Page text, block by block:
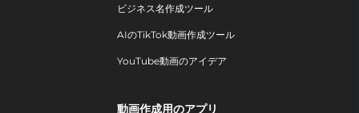
ビジネス名作成ツール
AIのTikTok動画作成ツール
YouTube動画のアイデア
動画作成用のアプリ